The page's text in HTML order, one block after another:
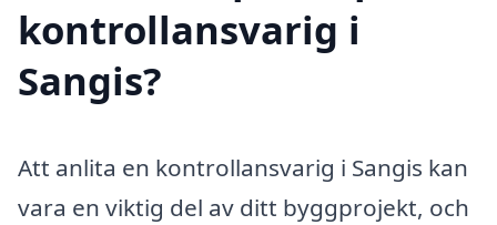
kontrollansvarig i
Sangis?
Att anlita en kontrollansvarig i Sangis kan
vara en viktig del av ditt byggprojekt, och